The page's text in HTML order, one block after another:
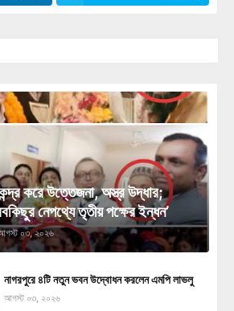
করে উত্তেজনা, অস্ত্র উদ্ধার;
নেপথ্যে তৃতীয় পক্ষের ইন্ধন’
০৩, ২০২৬
নাগরপুরে ৪টি নতুন ভবন উদ্বোধন করলেন এমপি লাভলু
আগস্ট ০৩, ২০২৬